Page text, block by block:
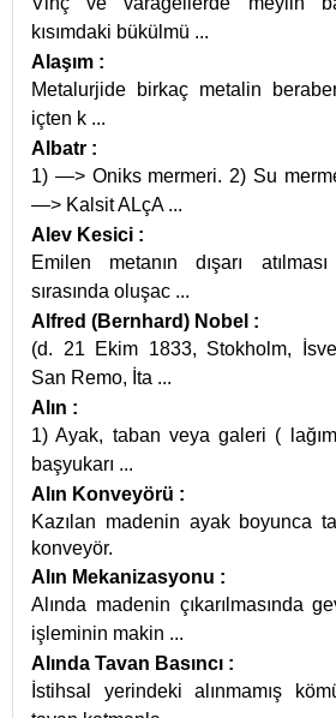
kısımdaki bükülmü ...
Alaşım :
Metalurjide birkaç metalin
içten k ...
Albatr :
1) —> Oniks mermeri. 2) Su
—> Kalsit ALçA ...
Alev Kesici :
Emilen metanın dışarı
sırasında oluşac ...
Alfred (Bernhard) Nobel :
(d. 21 Ekim 1833, Stokholm,
San Remo, İta ...
Alın :
1) Ayak, taban veya galeri (
başyukarı ...
Alın Konveyörü :
Kazılan madenin ayak boyunca
konveyör.
Alın Mekanizasyonu :
Alında madenin çıkarılmasında
işleminin makin ...
Alında Tavan Basıncı :
İstihsal yerindeki alınmamış